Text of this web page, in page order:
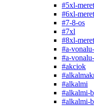
#5xl-meret
#6xl-meret
#7-8-os
#7xl
#8xl-meret
#a-
#a-
#akciok
#alkalmi
#alkalmi-
#alkalmi-